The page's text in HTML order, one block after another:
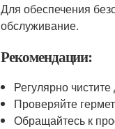
Для обеспечения
обслуживание.
Рекомендации:
Регулярно
Проверяйте
Обращайтесь к